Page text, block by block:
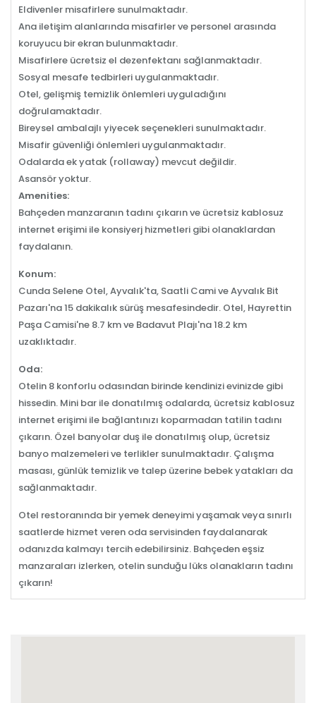
Eldivenler misafirlere sunulmaktadır.
Ana iletişim alanlarında misafirler ve personel arasında
koruyucu bir ekran bulunmaktadır.
Misafirlere ücretsiz el dezenfektanı sağlanmaktadır.
Sosyal mesafe tedbirleri uygulanmaktadır.
Otel, gelişmiş temizlik önlemleri uyguladığını
doğrulamaktadır.
Bireysel ambalajlı yiyecek seçenekleri sunulmaktadır.
Misafir güvenliği önlemleri uygulanmaktadır.
Odalarda ek yatak (rollaway) mevcut değildir.
Asansör yoktur.
Amenities:
Bahçeden manzaranın tadını çıkarın ve ücretsiz kablosuz
internet erişimi ile konsiyerj hizmetleri gibi olanaklardan
faydalanın.
Konum:
Cunda Selene Otel, Ayvalık'ta, Saatli Cami ve Ayvalık Bit
Pazarı'na 15 dakikalık sürüş mesafesindedir. Otel, Hayrettin
Paşa Camisi'ne 8.7 km ve Badavut Plajı'na 18.2 km
uzaklıktadır.
Oda:
Otelin 8 konforlu odasından birinde kendinizi evinizde gibi
hissedin. Mini bar ile donatılmış odalarda, ücretsiz kablosuz
internet erişimi ile bağlantınızı koparmadan tatilin tadını
çıkarın. Özel banyolar duş ile donatılmış olup, ücretsiz
banyo malzemeleri ve terlikler sunulmaktadır. Çalışma
masası, günlük temizlik ve talep üzerine bebek yatakları da
sağlanmaktadır.
Otel restoranında bir yemek deneyimi yaşamak veya sınırlı
saatlerde hizmet veren oda servisinden faydalanarak
odanızda kalmayı tercih edebilirsiniz. Bahçeden eşsiz
manzaraları izlerken, otelin sunduğu lüks olanakların tadını
çıkarın!